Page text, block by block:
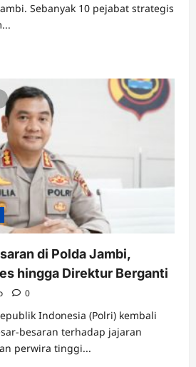
Sebanyak 10 pejabat strategis
di Polda Jambi,
hingga Direktur Berganti
0
Indonesia (Polri) kembali
besaran terhadap jajaran
perwira tinggi...